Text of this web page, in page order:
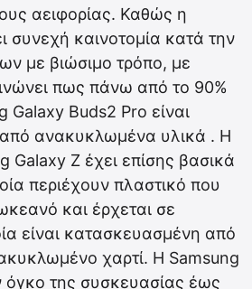
αειφορίας. Καθώς η
συνεχή καινοτομία κατά την
με βιώσιμο τρόπο, με
πως πάνω από το 90%
Buds2 Pro είναι
ανακυκλωμένα υλικά . Η
Galaxy Z έχει επίσης βασικά
περιέχουν πλαστικό που
και έρχεται σε
είναι κατασκευασμένη από
χαρτί. Η Samsung
όγκο της συσκευασίας έως